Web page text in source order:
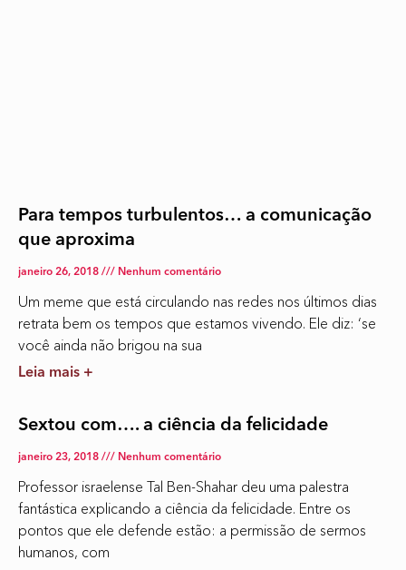
Para tempos turbulentos… a comunicação
que aproxima
janeiro 26, 2018 Nenhum comentário
Um meme que está circulando nas redes nos últimos dias
retrata bem os tempos que estamos vivendo. Ele diz: ‘se
você ainda não brigou na sua
Leia mais +
Sextou com…. a ciência da felicidade
janeiro 23, 2018 Nenhum comentário
Professor israelense Tal Ben-Shahar deu uma palestra
fantástica explicando a ciência da felicidade. Entre os
pontos que ele defende estão: a permissão de sermos
humanos, com